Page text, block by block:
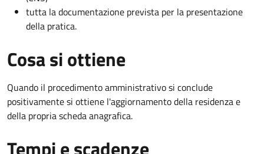
tutta la documentazione prevista per la presentazione
della pratica.
Cosa si ottiene
Quando il procedimento amministrativo si conclude
positivamente si ottiene l'aggiornamento della residenza e
della propria scheda anagrafica.